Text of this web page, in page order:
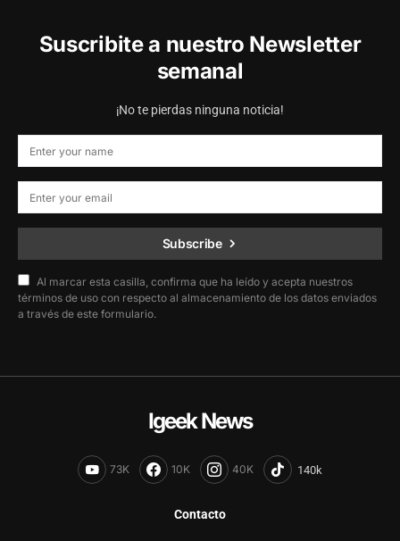
Suscribite a nuestro Newsletter
semanal
¡No te pierdas ninguna noticia!
Subscribe
Al marcar esta casilla, confirma que ha leído y acepta nuestros
términos de uso con respecto al almacenamiento de los datos enviados
a través de este formulario.
Igeek News
73K 10K 40K
Contacto